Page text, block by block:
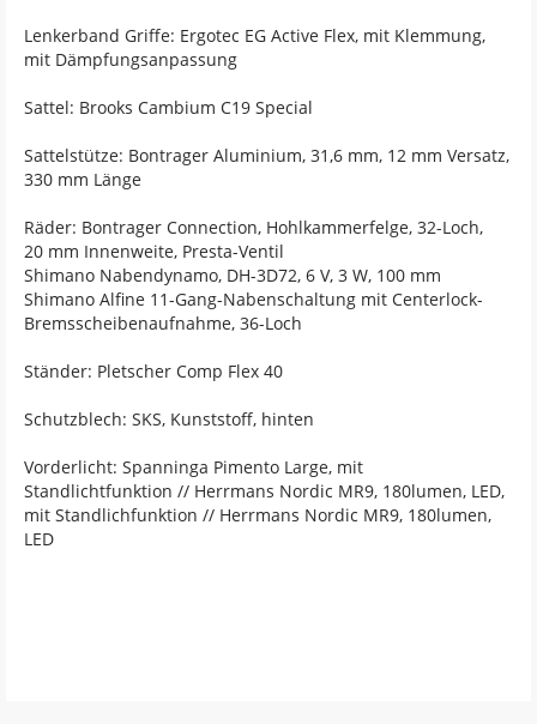
Lenkerband Griffe: Ergotec EG Active Flex, mit Klemmung,
mit Dämpfungsanpassung
Sattel: Brooks Cambium C19 Special
Sattelstütze: Bontrager Aluminium, 31,6 mm, 12 mm Versatz,
330 mm Länge
Räder: Bontrager Connection, Hohlkammerfelge, 32-Loch,
20 mm Innenweite, Presta-Ventil
Shimano Nabendynamo, DH-3D72, 6 V, 3 W, 100 mm
Shimano Alfine 11-Gang-Nabenschaltung mit Centerlock-
Bremsscheibenaufnahme, 36-Loch
Ständer: Pletscher Comp Flex 40
Schutzblech: SKS, Kunststoff, hinten
Vorderlicht: Spanninga Pimento Large, mit
Standlichtfunktion // Herrmans Nordic MR9, 180lumen, LED,
mit Standlichfunktion // Herrmans Nordic MR9, 180lumen,
LED